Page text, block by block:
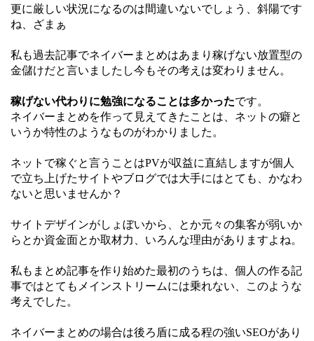
更に厳しい状況になるのは間違いないでしょう、斜陽です
ね、ざまぁ
私も過去記事でネイバーまとめはあまり稼げない放置型の
金儲けだと言いましたし今もその考えは変わりません。
稼げない代わりに勉強になることは多かったです。
ネイバーまとめを作って見えてきたことは、ネットの癖と
いうか特性のようなものがわかりました。
ネットで稼ぐと言うことはPVが収益に直結しますが個人
で立ち上げたサイトやブログでは大手にはとても、かなわ
ないと思いませんか？
サイトデザインがしょぼいから、とか元々の集客が弱いか
らとか資金面とか取材力、いろんな理由がありますよね。
私もまとめ記事を作り始めた最初のうちは、個人の作る記
事ではとてもメインストリームには乗れない、このような
考えでした。
ネイバーまとめの場合は後ろ盾に成る程の強いSEOがあり